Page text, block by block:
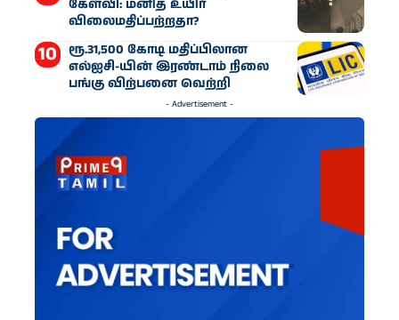
கேள்வி: மனித உயிர்
விலைமதிப்பற்றதா?
ரூ.31,500 கோடி மதிப்பிலான
எல்ஐசி-​யின் இரண்​டாம் நிலை
பங்கு விற்பனை வெற்றி
- Advertisement -